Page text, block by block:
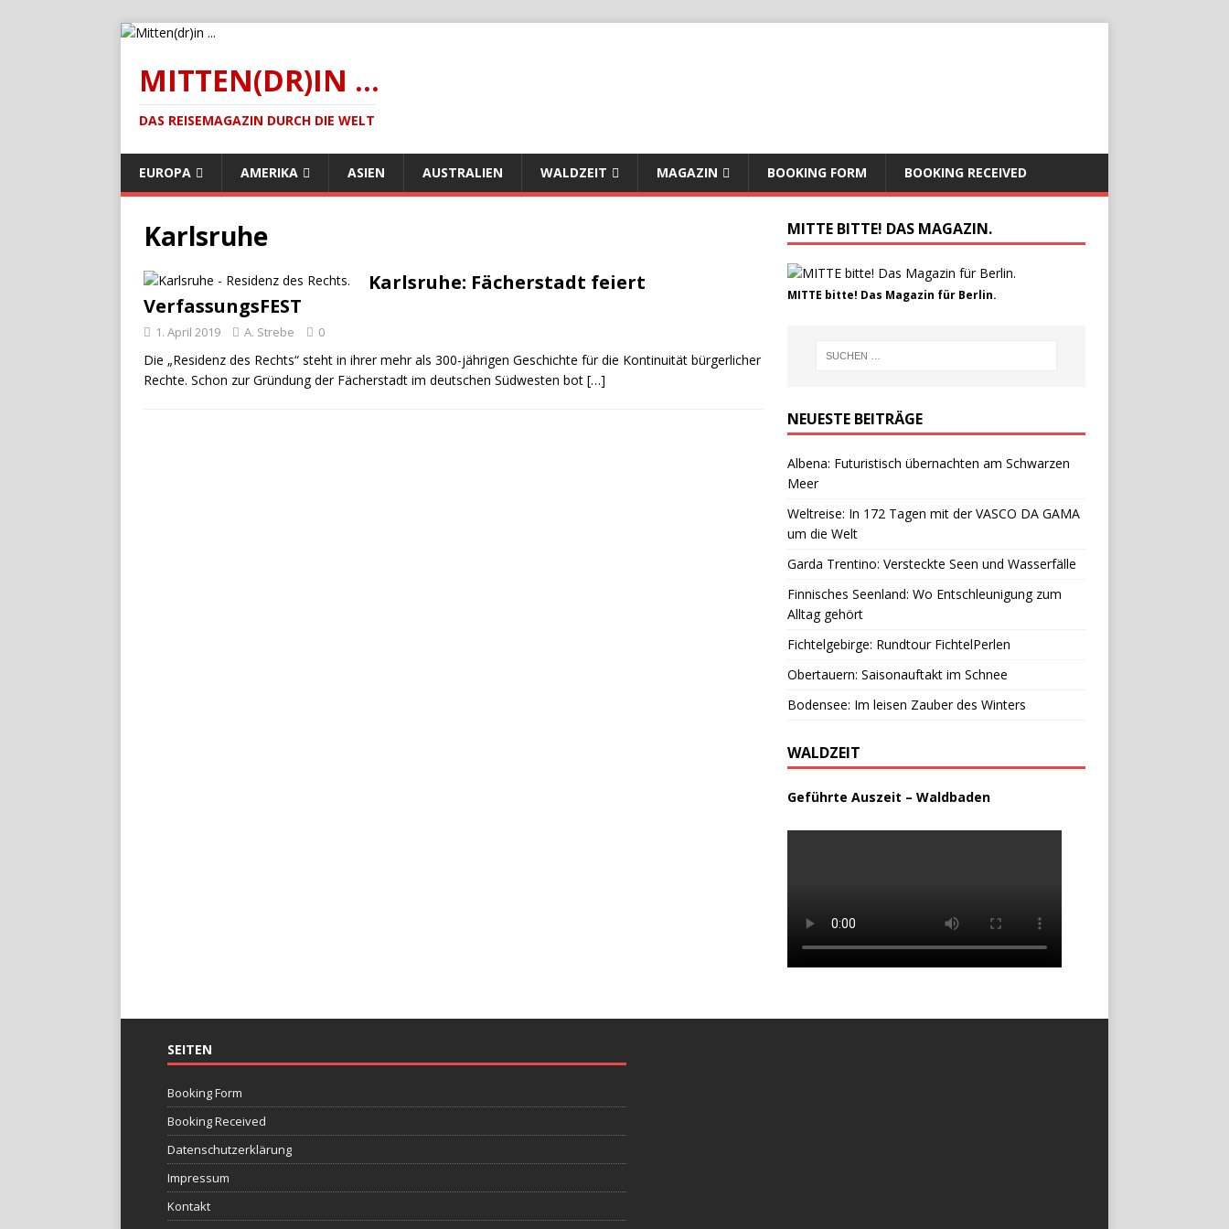
MITTEN(DR)IN ...
DAS REISEMAGAZIN DURCH DIE WELT
EUROPA AMERIKA ASIEN AUSTRALIEN WALDZEIT MAGAZIN BOOKING FORM BOOKING RECEIVED
Karlsruhe
Karlsruhe: Fächerstadt feiert
VerfassungsFEST
1. April 2019 A. Strebe 0
Die „Residenz des Rechts“ steht in ihrer mehr als 300-jährigen Geschichte für die Kontinuität bürgerlicher
Rechte. Schon zur Gründung der Fächerstadt im deutschen Südwesten bot […]
MITTE BITTE! DAS MAGAZIN.
MITTE bitte! Das Magazin für Berlin.
NEUESTE BEITRÄGE
Albena: Futuristisch übernachten am Schwarzen
Meer
Weltreise: In 172 Tagen mit der VASCO DA GAMA
um die Welt
Garda Trentino: Versteckte Seen und Wasserfälle
Finnisches Seenland: Wo Entschleunigung zum
Alltag gehört
Fichtelgebirge: Rundtour FichtelPerlen
Obertauern: Saisonauftakt im Schnee
Bodensee: Im leisen Zauber des Winters
WALDZEIT
Geführte Auszeit – Waldbaden
SEITEN
Booking Form
Booking Received
Datenschutzerklärung
Impressum
Kontakt